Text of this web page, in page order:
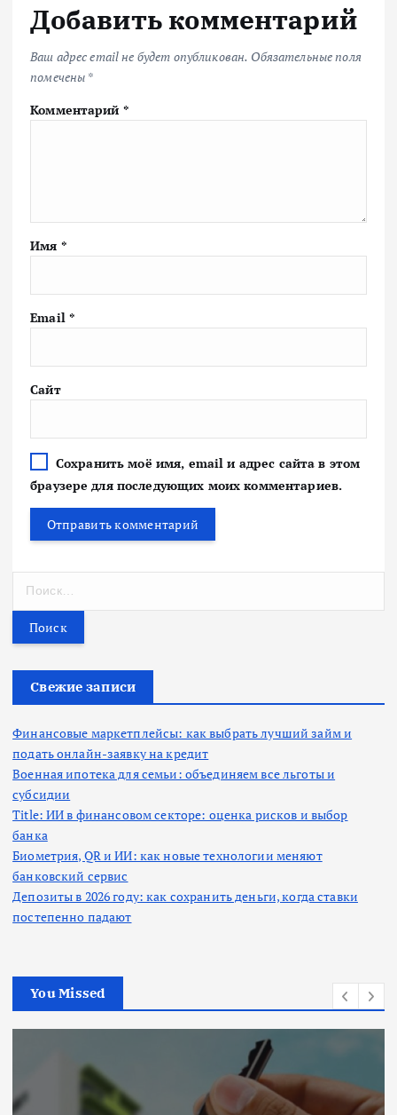
Добавить комментарий
Ваш адрес email не будет опубликован. Обязательные поля
помечены *
Комментарий *
Имя *
Email *
Сайт
Сохранить моё имя, email и адрес сайта в этом
браузере для последующих моих комментариев.
т
Свежие записи
Финансовые маркетплейсы: как выбрать лучший займ и
подать онлайн-заявку на кредит
Военная ипотека для семьи: объединяем все льготы и
субсидии
Title: ИИ в финансовом секторе: оценка рисков и выбор
банка
Биометрия, QR и ИИ: как новые технологии меняют
банковский сервис
Депозиты в 2026 году: как сохранить деньги, когда ставки
постепенно падают
You Missed